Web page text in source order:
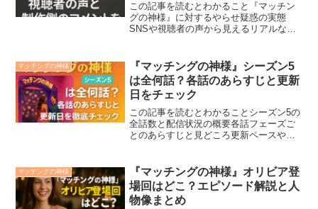
この記事を読むとわかること『マッチン
グの神様』に対するやらせ疑惑の実態
SNSや視聴者の声から見えるリアルな反
ィ番組として大人気を誇りますが、その
演出のリアルさを巡...
マッチングの神様
『マッチングの神様』シーズン5
は全何話？各話のあらすじと更新
日をチェック
この記事を読むとわかることシーズン5の
全話数と配信状況の概要各話フェーズご
とのあらすじと見どころ更新ペースやお
グの神様』シーズン5は、恋愛プロセスの
リアルさが話題を呼び...
マッチングの神様
『マッチングの神様』オリビア登
場回はどこ？エピソード解説と人
物像まとめ